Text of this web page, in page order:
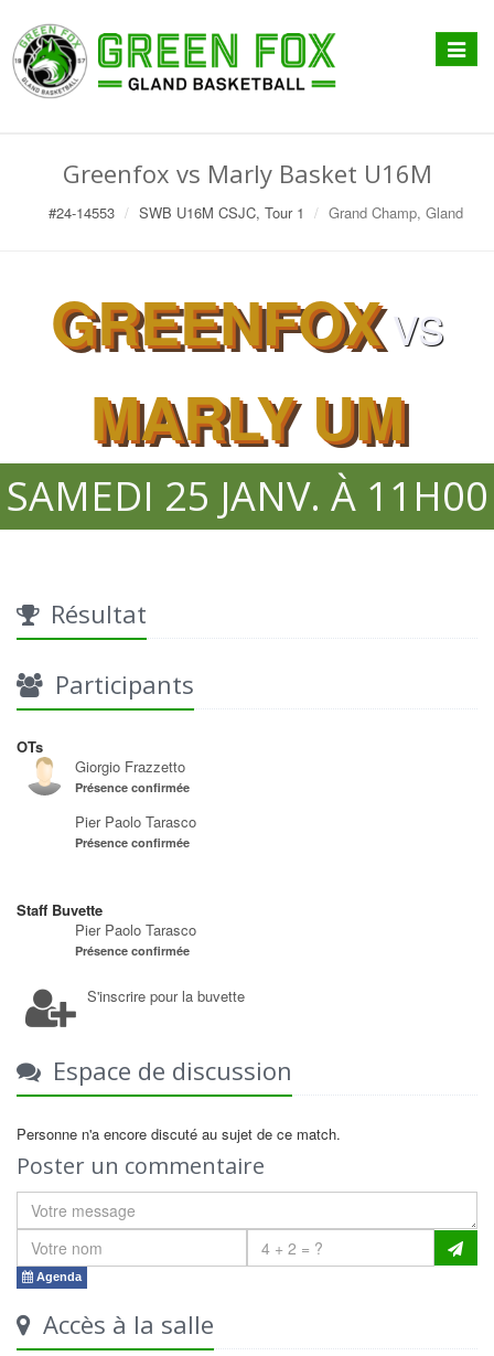
Afficher
menu
Greenfox vs Marly Basket U16M
#24-14553 SWB U16M CSJC, Tour 1 Grand Champ, Gland
GREENFOX VS
MARLY UM
SAMEDI 25 JANV. À 11H00
Résultat
Participants
OTs
Giorgio Frazzetto
Présence confirmée
Pier Paolo Tarasco
Présence confirmée
Staff Buvette
Pier Paolo Tarasco
Présence confirmée
S'inscrire pour la buvette
Espace de discussion
Personne n'a encore discuté au sujet de ce match.
Poster un commentaire
Agenda
Accès à la salle